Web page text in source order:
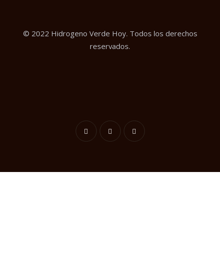
© 2022 Hidrogeno Verde Hoy. Todos los derechos
reservados.